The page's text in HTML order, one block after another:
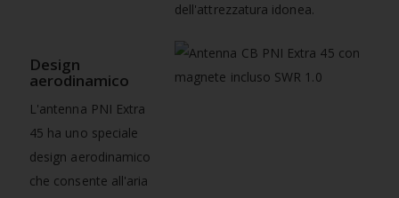
dell'attrezzatura idonea.
Design
aerodinamico
L'antenna PNI Extra
45 ha uno speciale
design aerodinamico
che consente all'aria